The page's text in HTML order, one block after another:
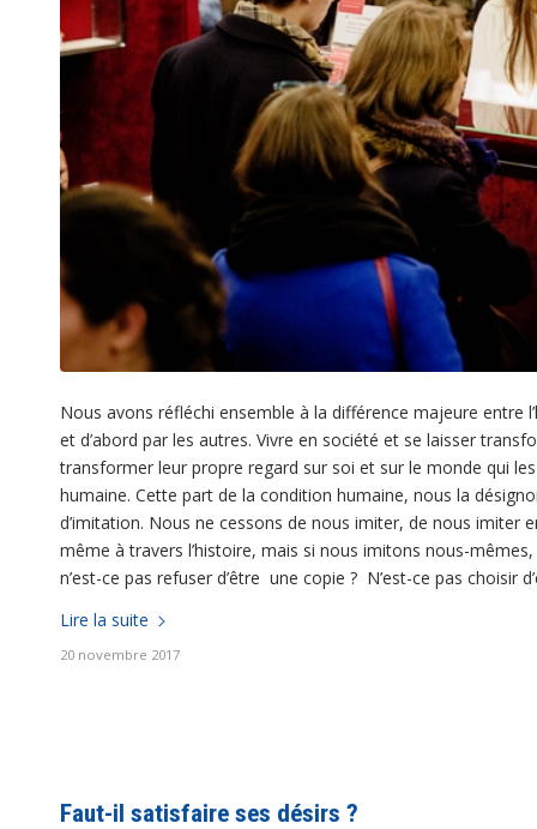
Nous avons réfléchi ensemble à la différence majeure entre
et d’abord par les autres. Vivre en société et se laisser
transformer leur propre regard sur soi et sur le monde qui
humaine. Cette part de la condition humaine, nous la
d’imitation. Nous ne cessons de nous imiter, de nous
même à travers l’histoire, mais si nous imitons nous-
n’est-ce pas refuser d’être une copie ? N’est-ce pas choisir
Lire la suite
20 novembre 2017
Faut-il satisfaire ses désirs ?